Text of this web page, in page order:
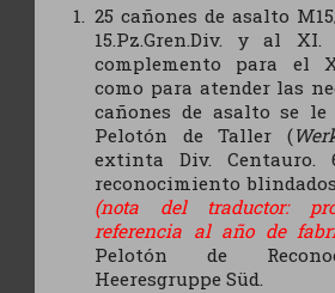
25 cañones de asalto
15.Pz.Gren.Div. y al XI.
complemento para el
como para atender las
cañones de asalto se
Pelotón de Taller (
extinta Div. Centauro.
reconocimiento
(nota del traductor:
referencia al año de
Pelotón de
Heeresgruppe Süd.